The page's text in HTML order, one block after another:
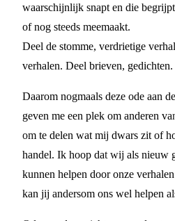
waarschijnlijk snapt en die
of nog steeds meemaakt.
Deel de stomme, verdrietige
verhalen. Deel brieven,
Daarom nogmaals deze ode aan
geven me een plek om anderen
om te delen wat mij dwars zit of
handel. Ik hoop dat wij als nieuw
kunnen helpen door onze
kan jij andersom ons wel helpen